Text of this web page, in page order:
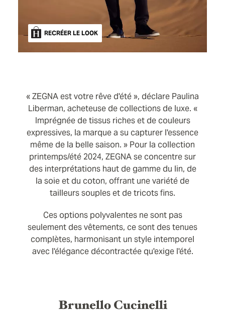
RECRÉER LE LOOK
« ZEGNA est votre rêve d'été », déclare Paulina
Liberman, acheteuse de collections de luxe. «
Imprégnée de tissus riches et de couleurs
expressives, la marque a su capturer l'essence
même de la belle saison. » Pour la collection
printemps/été 2024, ZEGNA se concentre sur
des interprétations haut de gamme du lin, de
la soie et du coton, offrant une variété de
tailleurs souples et de tricots fins.
Ces options polyvalentes ne sont pas
seulement des vêtements, ce sont des tenues
complètes, harmonisant un style intemporel
avec l'élégance décontractée qu'exige l'été.
Brunello Cucinelli